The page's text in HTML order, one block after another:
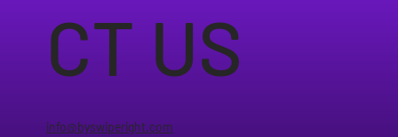
CT US
info@byswiperight.com